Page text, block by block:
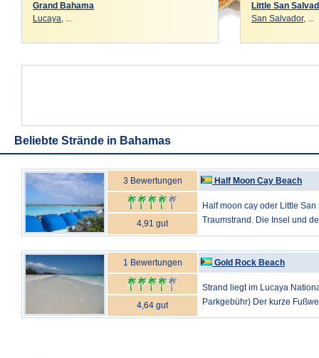
Grand Bahama
Lucaya, ...
Little San
San Salvador, ...
Beliebte Strände in Bahamas
3 Bewertungen Half Moon Cay Beach
Half moon cay oder Little
Traumstrand. Die Insel und
4,91 gut
1 Bewertungen Gold Rock Beach
Strand liegt im Lucaya
Parkgebühr) Der kurze
4,64 gut